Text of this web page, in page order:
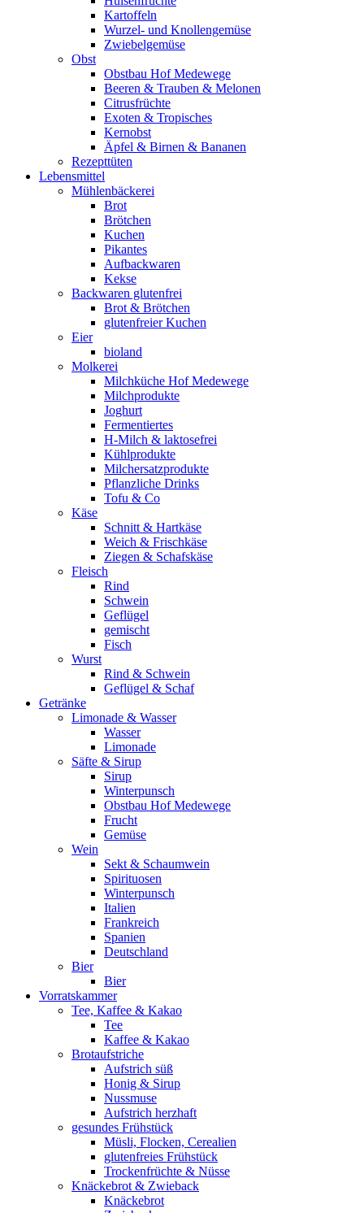
Kartoffeln
Wurzel- und Knollengemüse
Zwiebelgemüse
Obst
Obstbau Hof Medewege
Beeren & Trauben & Melonen
Citrusfrüchte
Exoten & Tropisches
Kernobst
Äpfel & Birnen & Bananen
Rezepttüten
Lebensmittel
Mühlenbäckerei
Brot
Brötchen
Kuchen
Pikantes
Aufbackwaren
Kekse
Backwaren glutenfrei
Brot & Brötchen
glutenfreier Kuchen
Eier
bioland
Molkerei
Milchküche Hof Medewege
Milchprodukte
Joghurt
Fermentiertes
H-Milch & laktosefrei
Kühlprodukte
Milchersatzprodukte
Pflanzliche Drinks
Tofu & Co
Käse
Schnitt & Hartkäse
Weich & Frischkäse
Ziegen & Schafskäse
Fleisch
Rind
Schwein
Geflügel
gemischt
Fisch
Wurst
Rind & Schwein
Geflügel & Schaf
Getränke
Limonade & Wasser
Wasser
Limonade
Säfte & Sirup
Sirup
Winterpunsch
Obstbau Hof Medewege
Frucht
Gemüse
Wein
Sekt & Schaumwein
Spirituosen
Winterpunsch
Italien
Frankreich
Spanien
Deutschland
Bier
Bier
Vorratskammer
Tee, Kaffee & Kakao
Tee
Kaffee & Kakao
Brotaufstriche
Aufstrich süß
Honig & Sirup
Nussmuse
Aufstrich herzhaft
gesundes Frühstück
Müsli, Flocken, Cerealien
glutenfreies Frühstück
Trockenfrüchte & Nüsse
Knäckebrot & Zwieback
Knäckebrot